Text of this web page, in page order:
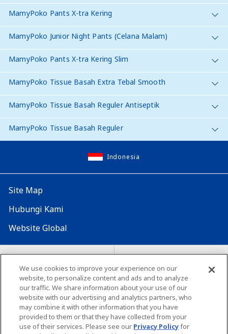
MamyPoko Pants X-tra Kering
MamyPoko Junior Night Pants (Celana Malam)
MamyPoko Pants X-tra Kering Slim
MamyPoko Tissue Basah Extra Tebal Smooth
MamyPoko Tissue Basah Reguler Antiseptik
MamyPoko Tissue Basah Reguler
Indonesia
Site Map
Hubungi Kami
Website Global
Map Situs Lokasi seluruh dunia
Tentang penggunaan situs ini Lingkungan yang dianjurkan
We use cookies to improve your experience on our
website, to personalize content and ads and to analyze
our traffic. We share information about your use of our
website with our advertising and analytics partners, who
may combine it with other information that you have
provided to them or that they have collected from your
use of their services. Please see our Privacy Policyfor